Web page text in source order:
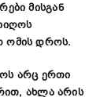
მისგან
ომის დროს.
არც ერთი
, ახლა არის